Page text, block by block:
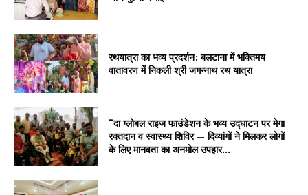
रथयात्रा का भव्य प्रदर्शन: बलटाना में भक्तिमय
वातावरण में निकली श्री जगन्नाथ रथ यात्रा
“दा ग्लोबल राइज फाउंडेशन के भव्य उद्घाटन पर मेगा
रक्तदान व स्वास्थ्य शिविर — दिव्यांगों ने मिलकर लोगों
के लिए मानवता का अनमोल उपहार...